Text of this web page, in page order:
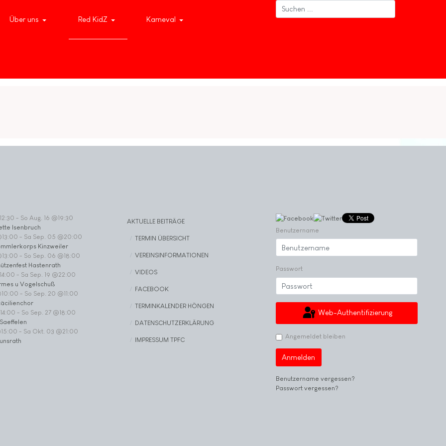
Über uns Red KidZ Karneval
- So Aug. 16 @19:30
Isenbruch
- Sa Sep. 05 @20:00
Kinzweiler
- So Sep. 06 @18:00
Hastenrath
- Sa Sep. 19 @22:00
u Vogelschuß
- So Sep. 20 @11:00
- So Sep. 27 @18:00
- Sa Okt. 03 @21:00
AKTUELLE BEITRÄGE
TERMIN ÜBERSICHT
VEREINSINFORMATIONEN
VIDEOS
FACEBOOK
TERMINKALENDER HÖNGEN
DATENSCHUTZERKLÄRUNG
IMPRESSUM TPFC
Benutzername
Passwort
Web-Authentifizierung
Angemeldet bleiben
Anmelden
Benutzername vergessen?
Passwort vergessen?